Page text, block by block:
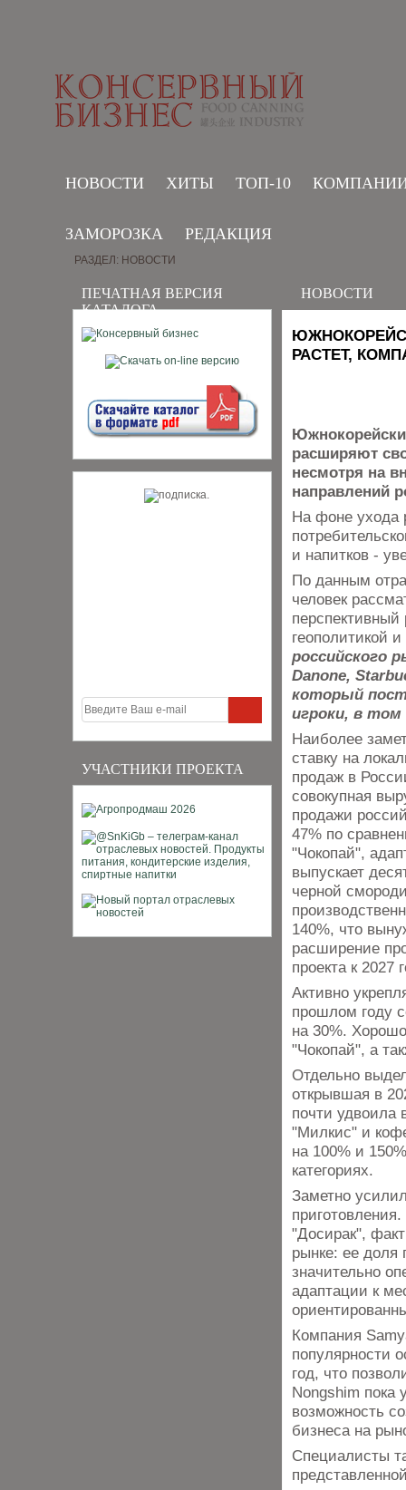
НОВОСТИ ХИТЫ ТОП-10
ЗАМОРОЗКА РЕДАКЦИЯ
ПЕЧАТНАЯ ВЕРСИЯ
КАТАЛОГА
УЧАСТНИКИ ПРОЕКТА
РАЗДЕЛ: НОВОСТИ
НОВОСТИ
РАСТЕТ,
расширяют
несмотря на
направлений
На фоне ухода
и напитков -
По данным
человек
геополитикой
российского
Danone,
который
игроки, в том
Наиболее
ставку на
продаж в
совокупная
продажи
47% по
"Чокопай",
выпускает
черной
140%, что
расширение
проекта к 2027
Активно
прошлом году
на 30%.
"Чокопай", а
Отдельно
открывшая в
почти удвоила
"Милкис" и
на 100% и
категориях.
Заметно
"Досирак",
рынке: ее доля
значительно
адаптации к
Компания
популярности
год, что
Nongshim пока
возможность
бизнеса на
Специалисты